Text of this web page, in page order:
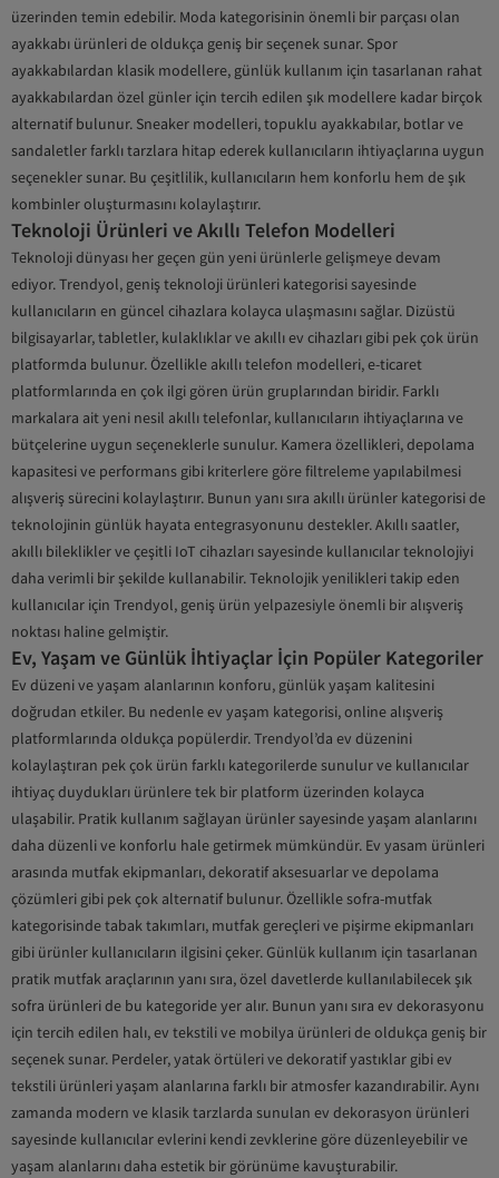
üzerinden temin edebilir. Moda kategorisinin önemli bir parçası olan
ayakkabı ürünleri de oldukça geniş bir seçenek sunar. Spor
ayakkabılardan klasik modellere, günlük kullanım için tasarlanan rahat
ayakkabılardan özel günler için tercih edilen şık modellere kadar birçok
alternatif bulunur. Sneaker modelleri, topuklu ayakkabılar, botlar ve
sandaletler farklı tarzlara hitap ederek kullanıcıların ihtiyaçlarına uygun
seçenekler sunar. Bu çeşitlilik, kullanıcıların hem konforlu hem de şık
kombinler oluşturmasını kolaylaştırır.
Teknoloji Ürünleri ve Akıllı Telefon Modelleri
Teknoloji dünyası her geçen gün yeni ürünlerle gelişmeye devam
ediyor. Trendyol, geniş teknoloji ürünleri kategorisi sayesinde
kullanıcıların en güncel cihazlara kolayca ulaşmasını sağlar. Dizüstü
bilgisayarlar, tabletler, kulaklıklar ve akıllı ev cihazları gibi pek çok ürün
platformda bulunur. Özellikle akıllı telefon modelleri, e-ticaret
platformlarında en çok ilgi gören ürün gruplarından biridir. Farklı
markalara ait yeni nesil akıllı telefonlar, kullanıcıların ihtiyaçlarına ve
bütçelerine uygun seçeneklerle sunulur. Kamera özellikleri, depolama
kapasitesi ve performans gibi kriterlere göre filtreleme yapılabilmesi
alışveriş sürecini kolaylaştırır. Bunun yanı sıra akıllı ürünler kategorisi de
teknolojinin günlük hayata entegrasyonunu destekler. Akıllı saatler,
akıllı bileklikler ve çeşitli IoT cihazları sayesinde kullanıcılar teknolojiyi
daha verimli bir şekilde kullanabilir. Teknolojik yenilikleri takip eden
kullanıcılar için Trendyol, geniş ürün yelpazesiyle önemli bir alışveriş
noktası haline gelmiştir.
Ev, Yaşam ve Günlük İhtiyaçlar İçin Popüler Kategoriler
Ev düzeni ve yaşam alanlarının konforu, günlük yaşam kalitesini
doğrudan etkiler. Bu nedenle ev yaşam kategorisi, online alışveriş
platformlarında oldukça popülerdir. Trendyol’da ev düzenini
kolaylaştıran pek çok ürün farklı kategorilerde sunulur ve kullanıcılar
ihtiyaç duydukları ürünlere tek bir platform üzerinden kolayca
ulaşabilir. Pratik kullanım sağlayan ürünler sayesinde yaşam alanlarını
daha düzenli ve konforlu hale getirmek mümkündür. Ev yasam ürünleri
arasında mutfak ekipmanları, dekoratif aksesuarlar ve depolama
çözümleri gibi pek çok alternatif bulunur. Özellikle sofra-mutfak
kategorisinde tabak takımları, mutfak gereçleri ve pişirme ekipmanları
gibi ürünler kullanıcıların ilgisini çeker. Günlük kullanım için tasarlanan
pratik mutfak araçlarının yanı sıra, özel davetlerde kullanılabilecek şık
sofra ürünleri de bu kategoride yer alır. Bunun yanı sıra ev dekorasyonu
için tercih edilen halı, ev tekstili ve mobilya ürünleri de oldukça geniş bir
seçenek sunar. Perdeler, yatak örtüleri ve dekoratif yastıklar gibi ev
tekstili ürünleri yaşam alanlarına farklı bir atmosfer kazandırabilir. Aynı
zamanda modern ve klasik tarzlarda sunulan ev dekorasyon ürünleri
sayesinde kullanıcılar evlerini kendi zevklerine göre düzenleyebilir ve
yaşam alanlarını daha estetik bir görünüme kavuşturabilir.